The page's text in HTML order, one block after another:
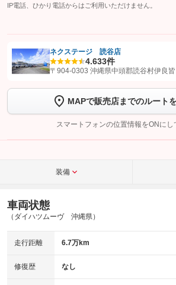
IP電話、ひかり電話からはご利用いただけません。
【STEP1】認証画面でグーネットを友だち追加して
トーク画面で
ボタンをタップして問い
完了してください。
こちら
ネクステージ 読谷店
4.633件
〒904-0303 沖縄県中頭郡読谷村伊良皆
MAPで販売店までのルート
スマートフォンの位置情報をONにし
装備
車両状態
（ダイハツムーヴ 沖縄県）
走行距離 6.7万km
修復歴 なし